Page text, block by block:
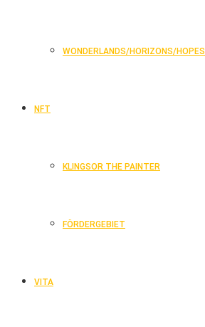
WONDERLANDS/HORIZONS/HOPES
NFT
KLINGSOR THE PAINTER
FÖRDERGEBIET
VITA